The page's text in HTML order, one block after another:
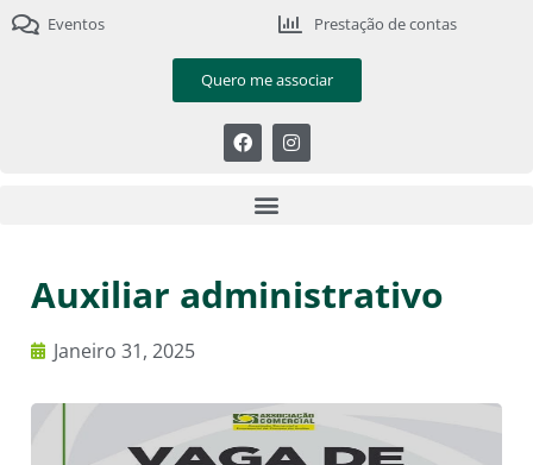
Eventos Prestação de contas
Quero me associar
Auxiliar administrativo
Janeiro 31, 2025